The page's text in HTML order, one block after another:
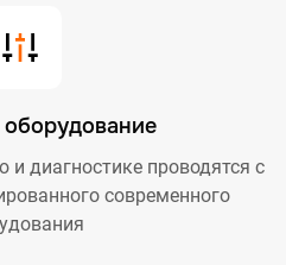
диагностике проводятся с
современного